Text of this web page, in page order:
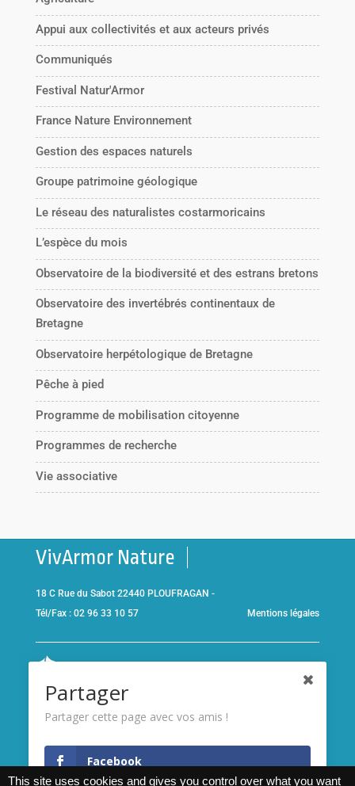
Appui aux collectivités et aux acteurs privés
Communiqués
Festival Natur'Armor
France Nature Environnement
Gestion des espaces naturels
Groupe patrimoine géologique
Le réseau des naturalistes costarmoricains
L’espèce du mois
Observatoire de la biodiversité et des estrans bretons
Observatoire des invertébrés continentaux de
Bretagne
Observatoire herpétologique de Bretagne
Pêche à pied
Programme de mobilisation citoyenne
Programmes de recherche
Vie associative
VivArmor Nature
18 C Rue du Sabot 22440 PLOUFRAGAN -
Tél/Fax : 02 96 33 10 57
Mentions légales
Brieucet adhérent de l’association
France Nature
Partager
Partager cette page avec vos amis !
Facebook
This site uses cookies and gives you control over what you want